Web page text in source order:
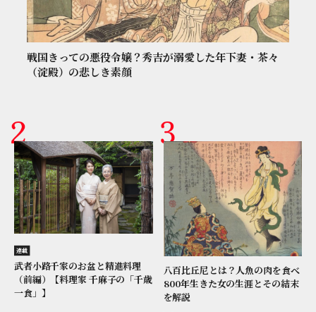
戦国きっての悪役令嬢？秀吉が溺愛した年下妻・茶々
（淀殿）の悲しき素顔
連載
武者小路千家のお盆と精進料理
（前編）【料理家 千麻子の「千歳
一食」】
八百比丘尼とは？人魚の肉を食べ
800年生きた女の生涯とその結末
を解説